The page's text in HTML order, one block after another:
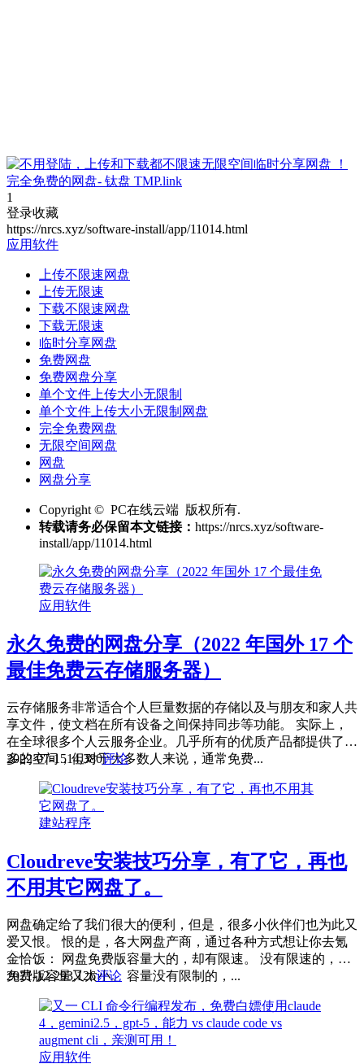
1
登录收藏
https://nrcs.xyz/software-install/app/11014.html
应用软件
上传不限速网盘
上传无限速
下载不限速网盘
下载无限速
临时分享网盘
免费网盘
免费网盘分享
单个文件上传大小无限制
单个文件上传大小无限制网盘
完全免费网盘
无限空间网盘
网盘
网盘分享
Copyright © PC在线云端 版权所有.
转载请务必保留本文链接： https://nrcs.xyz/software-
install/app/11014.html
应用软件
永久免费的网盘分享（2022 年国外 17 个
最佳免费云存储服务器）
云存储服务非常适合个人巨量数据的存储以及与朋友和家人共
享文件，使文档在所有设备之间保持同步等功能。 实际上，
在全球很多个人云服务企业。几乎所有的优质产品都提供了更
多的空间，但对于大多数人来说，通常免费...
2022-07-1514,380评论
建站程序
Cloudreve安装技巧分享，有了它，再也
不用其它网盘了。
网盘确定给了我们很大的便利，但是，很多小伙伴们也为此又
爱又恨。 恨的是，各大网盘产商，通过各种方式想让你去氪
金恰饭： 网盘免费版容量大的，却有限速。 没有限速的，可
免费版容量又太小。 容量没有限制的，...
2021-12-293,126评论
应用软件